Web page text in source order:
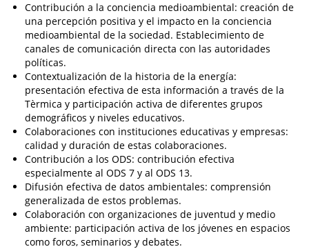
Contribución a la conciencia medioambiental: creación de
una percepción positiva y el impacto en la conciencia
medioambiental de la sociedad. Establecimiento de
canales de comunicación directa con las autoridades
políticas.
Contextualización de la historia de la energía:
presentación efectiva de esta información a través de la
Tèrmica y participación activa de diferentes grupos
demográficos y niveles educativos.
Colaboraciones con instituciones educativas y empresas:
calidad y duración de estas colaboraciones.
Contribución a los ODS: contribución efectiva
especialmente al ODS 7 y al ODS 13.
Difusión efectiva de datos ambientales: comprensión
generalizada de estos problemas.
Colaboración con organizaciones de juventud y medio
ambiente: participación activa de los jóvenes en espacios
como foros, seminarios y debates.